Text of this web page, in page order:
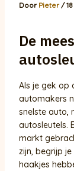
Door Pieter/
De
Als je gek op
automakers
snelste auto,
autosleutels.
markt
zijn, begrijp
haakjes